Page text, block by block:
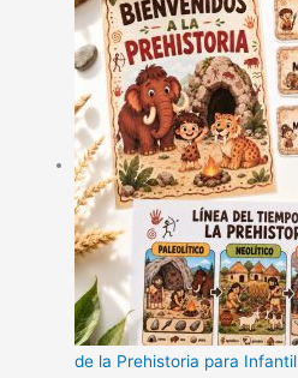
de la Prehistoria para Infantil